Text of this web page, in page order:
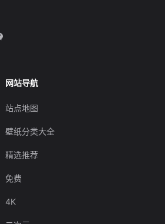
网站导航
站点地图
壁纸分类大全
精选推荐
免费
4K